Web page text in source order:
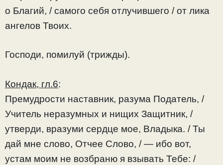
о Благий, / самого себя отлучившего / от лика
ангелов Твоих.
Господи, помилуй (трижды).
Кондак, гл.6:
Премудрости наставник, разума Податель, /
Учитель неразумных и нищих Защитник, /
утверди, вразуми сердце мое, Владыка. / Ты
дай мне слово, Отчее Слово, / — ибо вот,
устам моим не возбраню я взывать Тебе: /